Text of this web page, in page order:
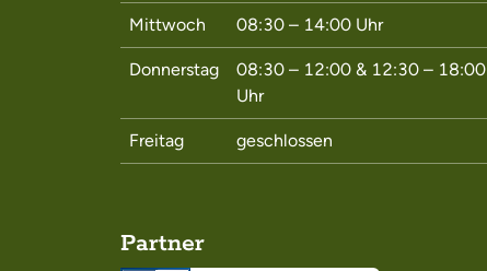
Mittwoch 08:30 – 14:00 Uhr
Donnerstag 08:30 – 12:00 & 12:30 – 18:00
Uhr
Freitag geschlossen
Partner